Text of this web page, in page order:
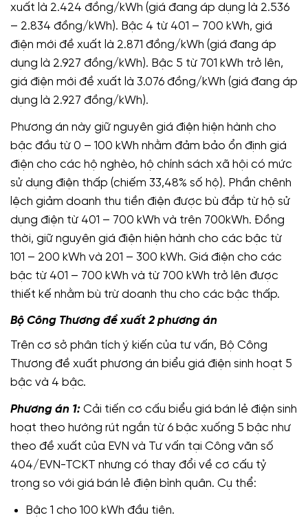
xuất là 2.424 đồng/kWh (giá đang áp dụng là 2.536
– 2.834 đồng/kWh). Bậc 4 từ 401 – 700 kWh, giá
điện mới đề xuất là 2.871 đồng/kWh (giá đang áp
dụng là 2.927 đồng/kWh). Bậc 5 từ 701 kWh trở lên,
giá điện mới đề xuất là 3.076 đồng/kWh (giá đang áp
dụng là 2.927 đồng/kWh).
Phương án này giữ nguyên giá điện hiện hành cho
bậc đầu từ 0 – 100 kWh nhằm đảm bảo ổn định giá
điện cho các hộ nghèo, hộ chính sách xã hội có mức
sử dụng điện thấp (chiếm 33,48% số hộ). Phần chênh
lệch giảm doanh thu tiền điện được bù đắp từ hộ sử
dụng điện từ 401 – 700 kWh và trên 700kWh. Đồng
thời, giữ nguyên giá điện hiện hành cho các bậc từ
101 – 200 kWh và 201 – 300 kWh. Giá điện cho các
bậc từ 401 – 700 kWh và từ 700 kWh trở lên được
thiết kế nhằm bù trừ doanh thu cho các bậc thấp.
Bộ Công Thương đề xuất 2 phương án
Trên cơ sở phân tích ý kiến của tư vấn, Bộ Công
Thương đề xuất phương án biểu giá điện sinh hoạt 5
bậc và 4 bậc.
Phương án 1: Cải tiến cơ cấu biểu giá bán lẻ điện sinh
hoạt theo hướng rút ngắn từ 6 bậc xuống 5 bậc như
theo đề xuất của EVN và Tư vấn tại Công văn số
404/EVN-TCKT nhưng có thay đổi về cơ cấu tỷ
trọng so với giá bán lẻ điện bình quân. Cụ thể:
Bậc 1 cho 100 kWh đầu tiên.